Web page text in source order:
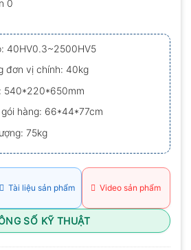
0
40HV0.3~2500HV5
đơn vị chính: 40kg
540*220*650mm
hàng: 66*44*77cm
75kg
Tài liệu sản phẩm Video sản phẩm
SỐ KỸ THUẬT